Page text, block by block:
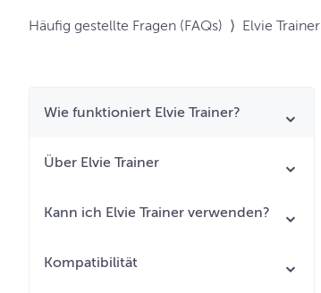
Häufig gestellte Fragen (FAQs) ⟩ Elvie Trainer
Wie funktioniert Elvie Trainer?
Über Elvie Trainer
Kann ich Elvie Trainer verwenden?
Kompatibilität